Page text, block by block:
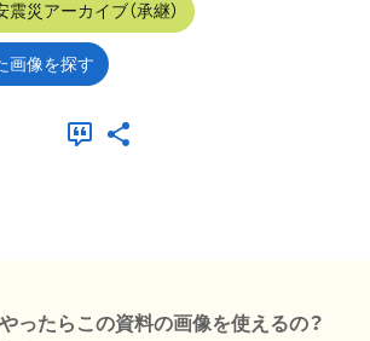
震災アーカイブ（承継）
画像を探す
ったらこの資料の画像を使えるの？